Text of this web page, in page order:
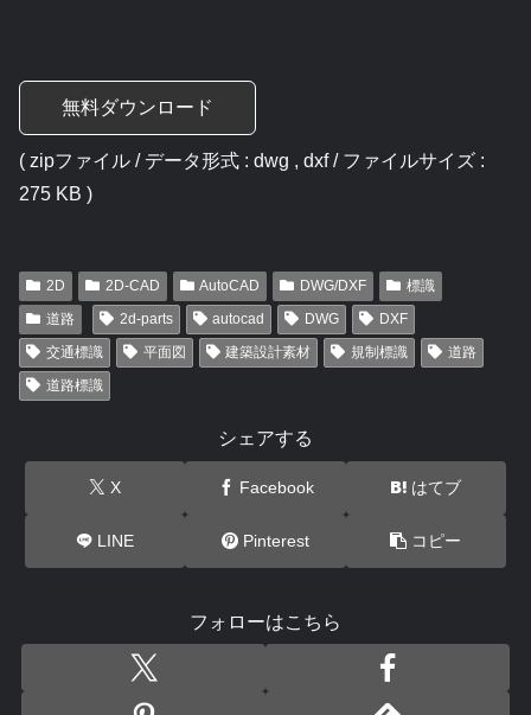
無料ダウンロード
( zipファイル / データ形式 : dwg , dxf / ファイルサイズ :
275 KB )
2D 2D-CAD AutoCAD DWG/DXF
標識
道路
2d-parts autocad DWG
DXF
交通標識
平面図 建築設計素材 規制標識
道路
道路標識
シェアする
X Facebook はてブ
LINE Pinterest コピー
フォローはこちら